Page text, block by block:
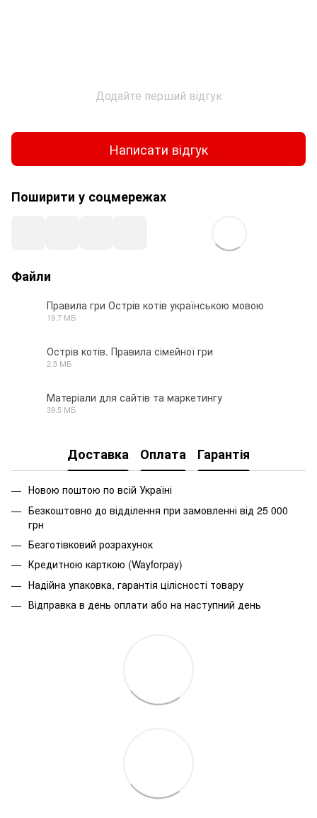
Додайте перший відгук
Написати відгук
Поширити у соцмережах
Файли
Правила гри Острів котів українською мовою
19.7 МБ
Острів котів. Правила сімейної гри
2.5 МБ
Матеріали для сайтів та маркетингу
39.5 МБ
Доставка Оплата Гарантія
Новою поштою по всій Україні
Безкоштовно до відділення при замовленні від 25 000
грн
Безготівковий розрахунок
Кредитною карткою (Wayforpay)
Надійна упаковка, гарантія цілісності товару
Відправка в день оплати або на наступний день